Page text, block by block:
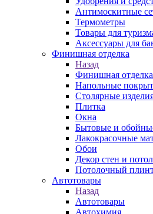
Антимоскитные
Термометры
Товары для
Аксессуары для
Финишная отделка
Назад
Финишная отделка
Напольные
Столярные
Плитка
Окна
Бытовые и
Лакокрасочные
Обои
Декор стен и
Потолочный
Автотовары
Назад
Автотовары
Автохимия